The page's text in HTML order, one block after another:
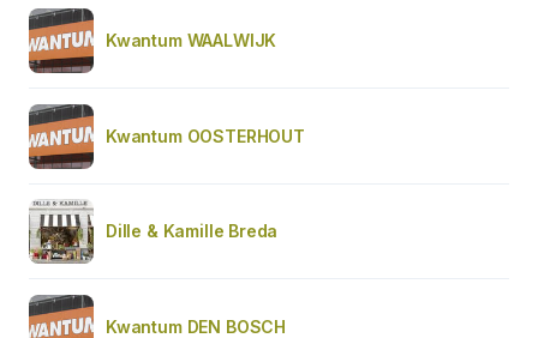
Kwantum WAALWIJK
Kwantum OOSTERHOUT
Dille & Kamille Breda
Kwantum DEN BOSCH